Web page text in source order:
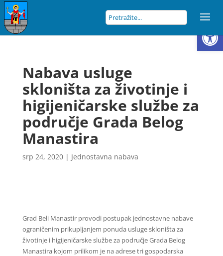
Nabava usluge
skloništa za životinje i
higijeničarske službe za
područje Grada Belog
Manastira
srp 24, 2020| Jednostavna nabava
Grad Beli Manastir provodi postupak jednostavne nabave
ograničenim prikupljanjem ponuda usluge skloništa za
životinje i higijeničarske službe za područje Grada Belog
Manastira kojom prilikom je na adrese tri gospodarska